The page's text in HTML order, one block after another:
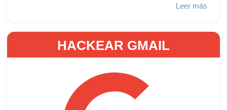
Leer más
HACKEAR GMAIL